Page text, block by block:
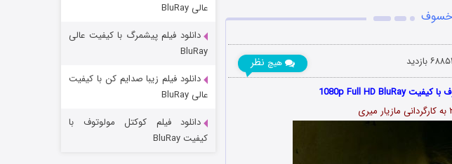
بازدید هیچ نظر
جادوگری در مغولستان
عالی BluRay
دانلود فیلم پیشمرگ با کیفیت عالی
BluRay
دانلود فیلم زیبا صدایم کن با کیفیت
عالی BluRay
دانلود فیلم کوکتل مولوتوف با
کیفیت BluRay